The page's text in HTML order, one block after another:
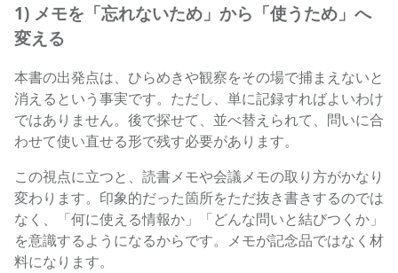
1) メモを「忘れないため」から「使うため」へ
変える
本書の出発点は、ひらめきや観察をその場で捕まえないと
消えるという事実です。ただし、単に記録すればよいわけ
ではありません。後で探せて、並べ替えられて、問いに合
わせて使い直せる形で残す必要があります。
この視点に立つと、読書メモや会議メモの取り方がかなり
変わります。印象的だった箇所をただ抜き書きするのでは
なく、「何に使える情報か」「どんな問いと結びつくか」
を意識するようになるからです。メモが記念品ではなく材
料になります。